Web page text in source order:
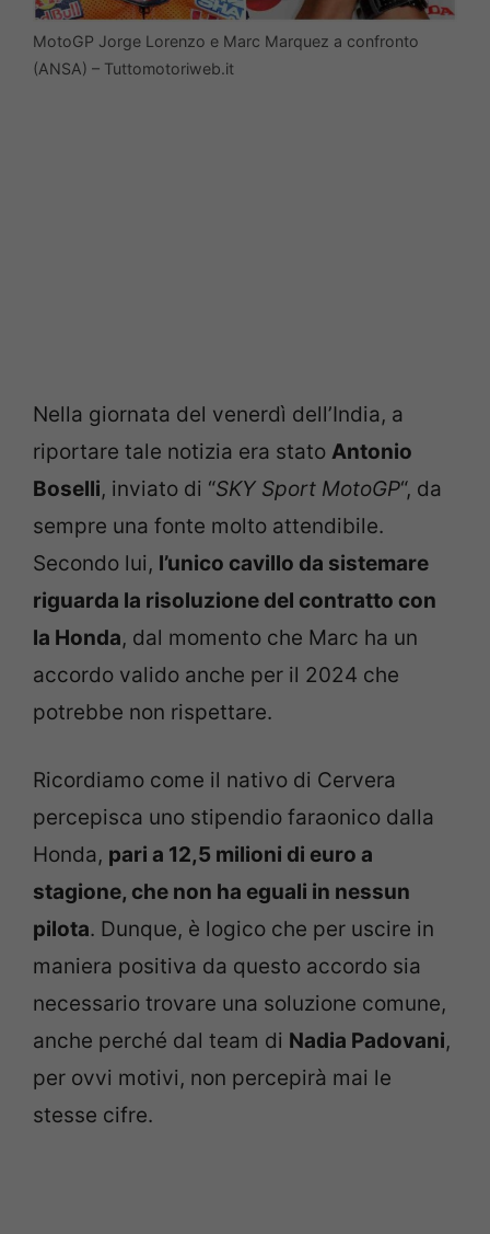
MotoGP Jorge Lorenzo e Marc Marquez a confronto
(ANSA) – Tuttomotoriweb.it
Nella giornata del venerdì dell’India, a
riportare tale notizia era stato Antonio
Boselli, inviato di “SKY Sport MotoGP“, da
sempre una fonte molto attendibile.
Secondo lui, l’unico cavillo da sistemare
riguarda la risoluzione del contratto con
la Honda, dal momento che Marc ha un
accordo valido anche per il 2024 che
potrebbe non rispettare.
Ricordiamo come il nativo di Cervera
percepisca uno stipendio faraonico dalla
Honda, pari a 12,5 milioni di euro a
stagione, che non ha eguali in nessun
pilota. Dunque, è logico che per uscire in
maniera positiva da questo accordo sia
necessario trovare una soluzione comune,
anche perché dal team di Nadia Padovani,
per ovvi motivi, non percepirà mai le
stesse cifre.